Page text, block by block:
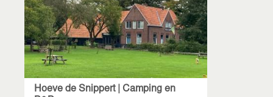
Hoeve de Snippert | Camping en